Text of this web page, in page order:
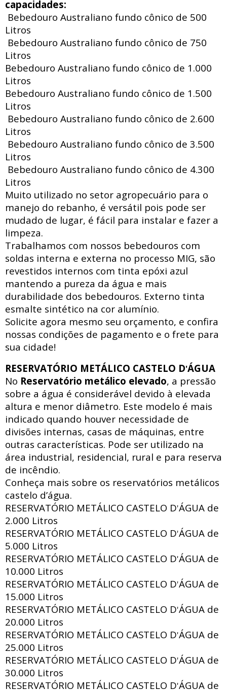
capacidades:
Bebedouro Australiano fundo cônico de 500
Litros
Bebedouro Australiano fundo cônico de 750
Litros
Bebedouro Australiano fundo cônico de 1.000
Litros
Bebedouro Australiano fundo cônico de 1.500
Litros
Bebedouro Australiano fundo cônico de 2.600
Litros
Bebedouro Australiano fundo cônico de 3.500
Litros
Bebedouro Australiano fundo cônico de 4.300
Litros
Muito utilizado no setor agropecuário para o
manejo do rebanho, é versátil pois pode ser
mudado de lugar, é fácil para instalar e fazer a
limpeza.
Trabalhamos com nossos bebedouros com
soldas interna e externa no processo MIG, são
revestidos internos com tinta epóxi azul
mantendo a pureza da água e mais
durabilidade dos bebedouros. Externo tinta
esmalte sintético na cor alumínio.
Solicite agora mesmo seu orçamento, e confira
nossas condições de pagamento e o frete para
sua cidade!
RESERVATÓRIO METÁLICO CASTELO D'ÁGUA
No Reservatório metálico elevado, a pressão
sobre a água é considerável devido à elevada
altura e menor diâmetro. Este modelo é mais
indicado quando houver necessidade de
divisões internas, casas de máquinas, entre
outras características. Pode ser utilizado na
área industrial, residencial, rural e para reserva
de incêndio.
Conheça mais sobre os reservatórios metálicos
castelo d’água.
RESERVATÓRIO METÁLICO CASTELO D'ÁGUA de
2.000 Litros
RESERVATÓRIO METÁLICO CASTELO D'ÁGUA de
5.000 Litros
RESERVATÓRIO METÁLICO CASTELO D'ÁGUA de
10.000 Litros
RESERVATÓRIO METÁLICO CASTELO D'ÁGUA de
15.000 Litros
RESERVATÓRIO METÁLICO CASTELO D'ÁGUA de
20.000 Litros
RESERVATÓRIO METÁLICO CASTELO D'ÁGUA de
25.000 Litros
RESERVATÓRIO METÁLICO CASTELO D'ÁGUA de
30.000 Litros
RESERVATÓRIO METÁLICO CASTELO D'ÁGUA de